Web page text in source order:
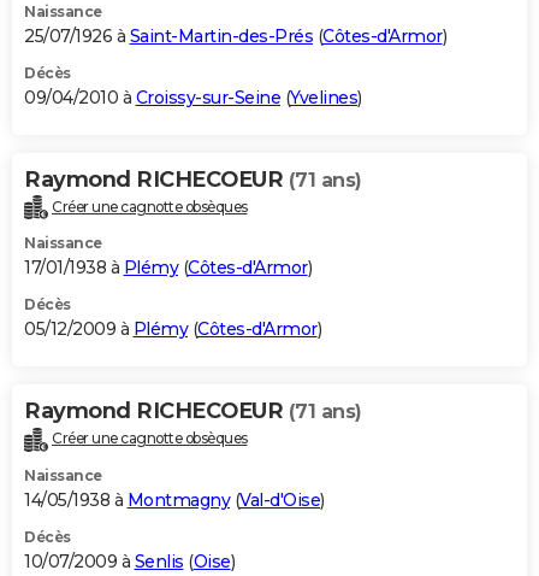
Naissance
25/07/1926 à Saint-Martin-des-Prés (Côtes-d'Armor)
Décès
09/04/2010 à Croissy-sur-Seine (Yvelines)
Raymond RICHECOEUR (71 ans)
Créer une cagnotte obsèques
Naissance
17/01/1938 à Plémy(Côtes-d'Armor)
Décès
05/12/2009 à Plémy(Côtes-d'Armor)
Raymond RICHECOEUR (71 ans)
Créer une cagnotte obsèques
Naissance
14/05/1938 à Montmagny(Val-d'Oise)
Décès
10/07/2009 à Senlis (Oise)